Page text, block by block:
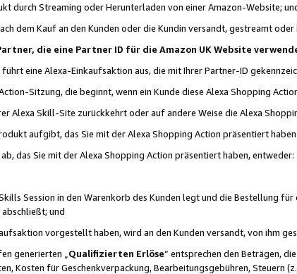
durch Streaming oder Herunterladen von einer Amazon-Website;
dem Kauf an den Kunden oder die Kundin versandt, gestreamt
die eine Partner ID für die Amazon UK Website
eine Alexa-Einkaufsaktion aus, die mit Ihrer Partner-ID
Sitzung, die beginnt, wenn ein Kunde diese Alexa Shopping
Alexa Skill-Site zurückkehrt oder auf andere Weise die Alexa
aufgibt, das Sie mit der Alexa Shopping Action präsentiert haben
das Sie mit der Alexa Shopping Action präsentiert haben, entweder:
Session in den Warenkorb des Kunden legt und die Bestellung
und
vorgestellt haben, wird an den Kunden versandt, von ihm
generierten „ Qualifizierten Erlöse“ entsprechen den Beträgen,
Kosten für Geschenkverpackung, Bearbeitungsgebühren, Steuern